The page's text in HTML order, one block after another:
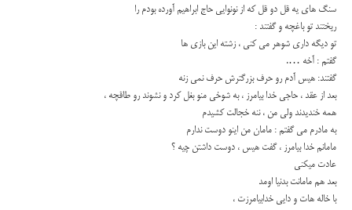
سنگ های یه قل دو قل که از نونوایی حاج ابراهیم آورده بودم را
ریختند تو باغچه و گفتند :
تو دیگه داری شوهر می کنی ، زشته این بازی ها
گفتم : آخه ….
گفتند: هیس آدم رو حرف بزرگترش حرف نمی زنه
بعد از عقد ، حاجی خدا بیامرز ، به شوخی منو بغل کرد و نشوند رو طاقچه ،
همه خندیدند ولی من ، ننه خجالت کشیدم
به مادرم می گفتم : مامان من اینو دوست ندارم
مامانم خدا بیامرز ، گفت هیس ، دوست داشتن چیه ؟
عادت میکنی
بعد هم مامانت بدنیا اومد
با خاله هات و دایی خدابیامرزت ،